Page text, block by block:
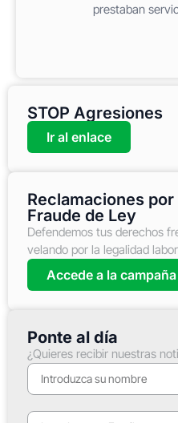
prestaban
STOP Agresiones
Ir al enlace
Reclamaciones
Fraude de Ley
Defendemos tus derechos
velando por la legalidad
Accede a la campaña
Ponte al día
¿Quieres recibir nuestras